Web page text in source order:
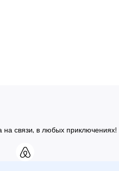
на связи, в любых приключениях!